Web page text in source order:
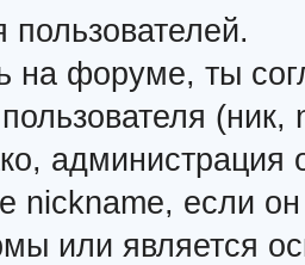
пользователей.
на форуме, ты
(ник,
администрация
nickname, если
или является